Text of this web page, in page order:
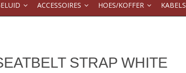
ACCESSOIRES HOES/KOFFER KABELS
STRAP WHITE